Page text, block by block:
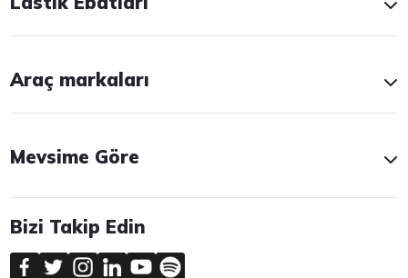
Araç markaları
Mevsime Göre
Bizi Takip Edin